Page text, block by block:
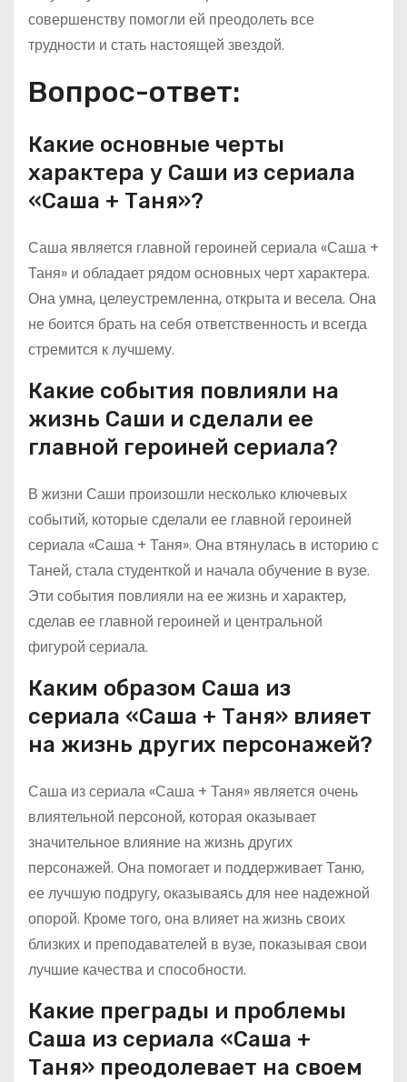
совершенству помогли ей преодолеть все
трудности и стать настоящей звездой.
Вопрос-ответ:
Какие основные черты
характера у Саши из сериала
«Саша + Таня»?
Саша является главной героиней сериала «Саша +
Таня» и обладает рядом основных черт характера.
Она умна, целеустремленна, открыта и весела. Она
не боится брать на себя ответственность и всегда
стремится к лучшему.
Какие события повлияли на
жизнь Саши и сделали ее
главной героиней сериала?
В жизни Саши произошли несколько ключевых
событий, которые сделали ее главной героиней
сериала «Саша + Таня». Она втянулась в историю с
Таней, стала студенткой и начала обучение в вузе.
Эти события повлияли на ее жизнь и характер,
сделав ее главной героиней и центральной
фигурой сериала.
Каким образом Саша из
сериала «Саша + Таня» влияет
на жизнь других персонажей?
Саша из сериала «Саша + Таня» является очень
влиятельной персоной, которая оказывает
значительное влияние на жизнь других
персонажей. Она помогает и поддерживает Таню,
ее лучшую подругу, оказываясь для нее надежной
опорой. Кроме того, она влияет на жизнь своих
близких и преподавателей в вузе, показывая свои
лучшие качества и способности.
Какие преграды и проблемы
Саша из сериала «Саша +
Таня» преодолевает на своем